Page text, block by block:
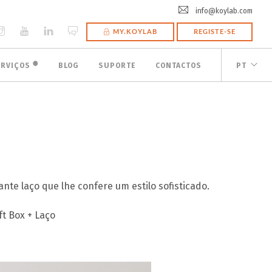
info@koylab.com
MY.KOYLAB REGISTE-SE
🟠 BLOG SUPORTE CONTACTOS PT
laço que lhe confere um estilo sofisticado.
Box + Laço